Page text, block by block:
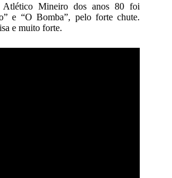
Mineiro dos anos 80 foi
e “O Bomba”, pelo forte chute.
e muito forte.